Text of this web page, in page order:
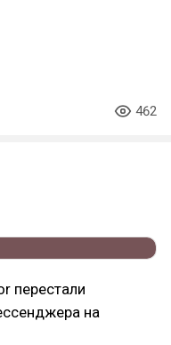
462
перестали
на